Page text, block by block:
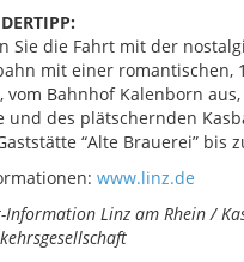
Sie die Fahrt mit der
mit einer romantischen,
vom Bahnhof Kalenborn
und des plätschernden
“Alte Brauerei” bis
www.linz.de
Information Linz am Rhein /